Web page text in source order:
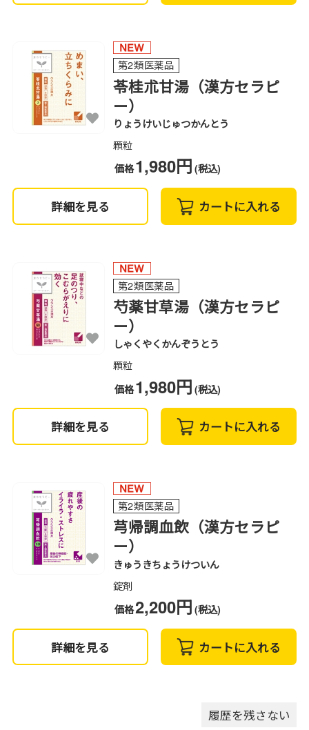
第2類医薬品
苓桂朮甘湯（漢方セラピ
ー）
りょうけいじゅつかんとう
顆粒
価格1,980円 (税込)
詳細を見る カートに入れる
第2類医薬品
芍薬甘草湯（漢方セラピ
ー）
しゃくやくかんぞうとう
顆粒
価格1,980円 (税込)
詳細を見る カートに入れる
第2類医薬品
芎帰調血飲（漢方セラピ
ー）
きゅうきちょうけついん
錠剤
価格2,200円 (税込)
詳細を見る カートに入れる
履歴を残さない